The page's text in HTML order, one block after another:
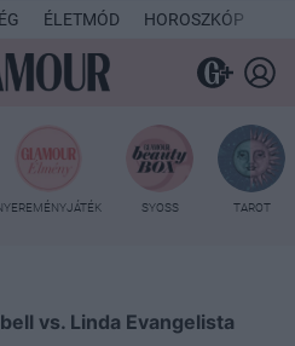
ÉLETMÓD HOROSZKÓP
SYOSS TAROT
vs. Linda Evangelista